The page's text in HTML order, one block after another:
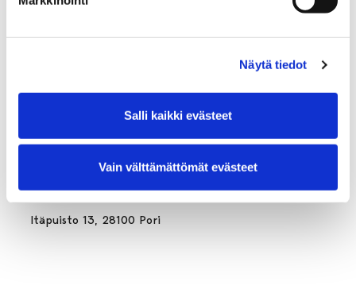
Näytä tiedot
Salli kaikki evästeet
Vain välttämättömät evästeet
02.10.2026 – 04.10.2026 Useita ajankohtia
Punainen Lanka 2.-3.10.2026 @PK
Itäpuisto 13, 28100 Pori